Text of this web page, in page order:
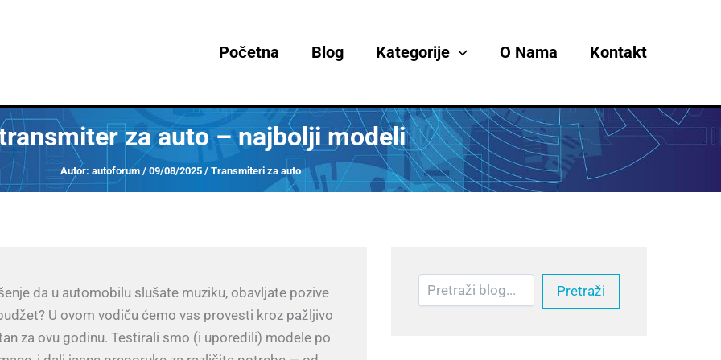
Početna Blog Kategorije O Nama Kontakt
za auto – najbolji modeli
Autor: autoforum / 09/08/2025 / Transmiteri za auto
da u automobilu slušate muziku, obavljate pozive
U ovom vodiču ćemo vas provesti kroz pažljivo
za ovu godinu. Testirali smo (i uporedili) modele po
Pretraži